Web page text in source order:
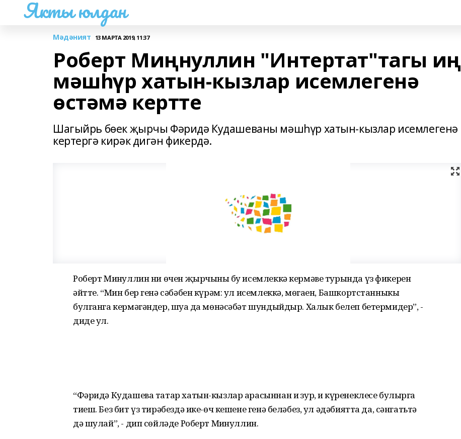
Якты юлдан
Мәдәният 13 МАРТА 2019, 11:37
Роберт Миңнуллин "Интертат"тагы иң
мәшһүр хатын-кызлар исемлегенә
өстәмә кертте
Шагыйрь бөек җырчы Фәридә Кудашеваны мәшһүр хатын-кызлар исемлегенә
кертергә кирәк дигән фикердә.
Роберт Миңнуллин ни өчен җырчының бу исемлеккә кермәве турында үз фикерен
әйтте. “Мин бер генә сәбәбен күрәм: ул исемлеккә, мөгаен, Башкортстанныкы
булганга кермәгәндер, шуңа да мөнәсәбәт шундыйдыр. Халык белеп бетермидер”, -
диде ул.
“Фәридә Кудашева татар хатын-кызлар арасыннан иң зур, иң күренеклесе булырга
тиеш. Без бит үз тирәбездә ике-өч кешене генә беләбез, ул әдәбиятта да, сәнгатьтә
дә шулай”, - дип сөйләде Роберт Миңнуллин.